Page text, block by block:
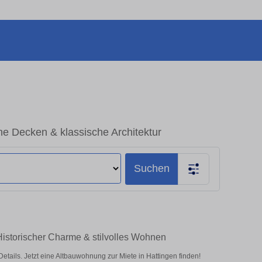
Decken & klassische Architektur
Suchen
Charme & stilvolles Wohnen
Jetzt eine Altbauwohnung zur Miete in Hattingen finden!